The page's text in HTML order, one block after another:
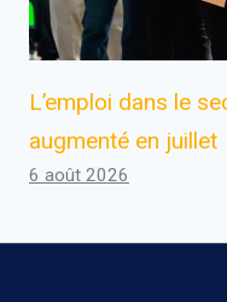
L’emploi dans le
augmenté en juillet
6 août 2026